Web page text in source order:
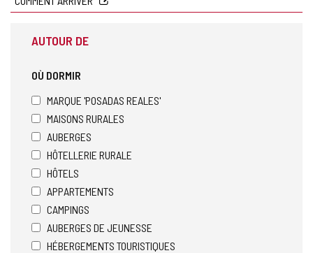
AUTOUR DE
OÙ DORMIR
MARQUE 'POSADAS REALES'
MAISONS RURALES
AUBERGES
HÔTELLERIE RURALE
HÔTELS
APPARTEMENTS
CAMPINGS
AUBERGES DE JEUNESSE
HÉBERGEMENTS TOURISTIQUES